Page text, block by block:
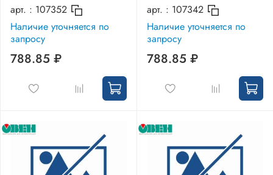
арт. : 107352
Наличие уточняется по
запросу
788.85 ₽
арт. : 107342
Наличие уточняется по
запросу
788.85 ₽